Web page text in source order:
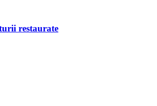
restaurate